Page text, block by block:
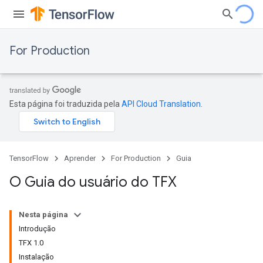
For Production
Esta página foi traduzida pela API Cloud Translation
TensorFlow Aprender For Production Guia
O Guia do usuário do TFX
Nesta página
Introdução
TFX 1.0
Instalação